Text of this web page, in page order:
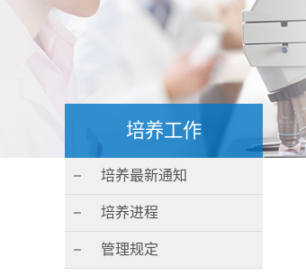
培养工作
培养最新通知
培养进程
管理规定